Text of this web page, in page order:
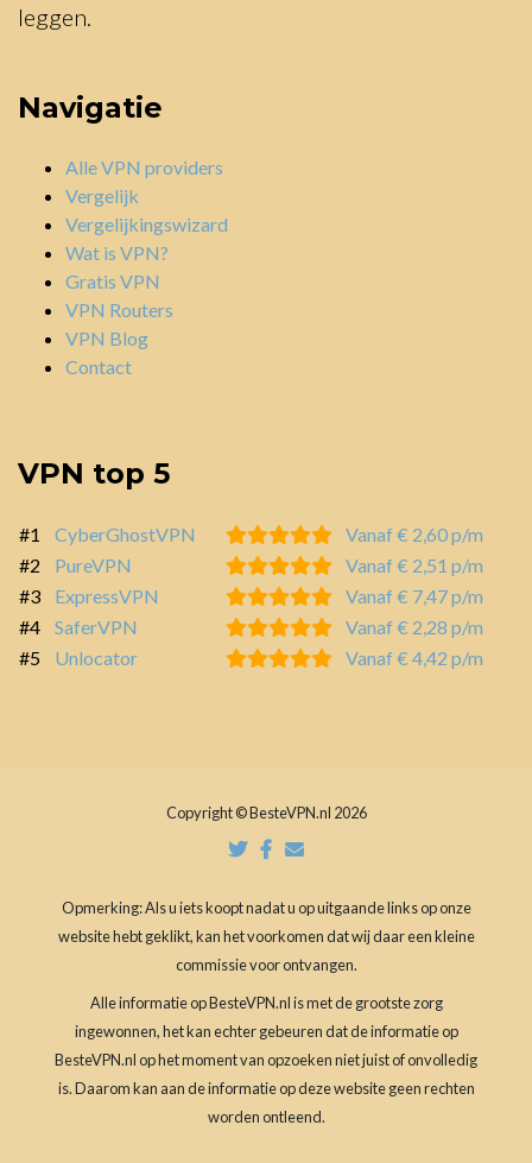
leggen.
Navigatie
Alle VPN providers
Vergelijk
Vergelijkingswizard
Wat is VPN?
Gratis VPN
VPN Routers
VPN Blog
Contact
VPN top 5
#1 CyberGhostVPN
Vanaf € 2,60 p/m
#2
PureVPN
Vanaf € 2,51 p/m
#3
ExpressVPN
Vanaf € 7,47 p/m
#4
SaferVPN
Vanaf € 2,28 p/m
#5
Unlocator Vanaf € 4,42 p/m
Copyright © BesteVPN.nl 2026
Opmerking: Als u iets koopt nadat u op uitgaande links op onze
website hebt geklikt, kan het voorkomen dat wij daar een kleine
commissie voor ontvangen.
Alle informatie op BesteVPN.nl is met de grootste zorg
ingewonnen, het kan echter gebeuren dat de informatie op
BesteVPN.nl op het moment van opzoeken niet juist of onvolledig
is. Daarom kan aan de informatie op deze website geen rechten
worden ontleend.